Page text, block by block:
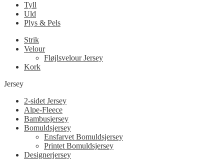
Tyll
Uld
Plys & Pels
Strik
Velour
Fløjlsvelour Jersey
Kork
Jersey
2-sidet Jersey
Alpe-Fleece
Bambusjersey
Bomuldsjersey
Ensfarvet Bomuldsjersey
Printet Bomuldsjersey
Designerjersey